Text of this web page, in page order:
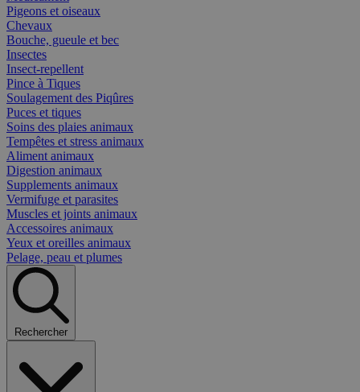
Pigeons et oiseaux
Chevaux
Bouche, gueule et bec
Insectes
Insect-repellent
Pince à Tiques
Soulagement des Piqûres
Puces et tiques
Soins des plaies animaux
Tempêtes et stress animaux
Aliment animaux
Digestion animaux
Supplements animaux
Vermifuge et parasites
Muscles et joints animaux
Accessoires animaux
Yeux et oreilles animaux
Pelage, peau et plumes
Rechercher